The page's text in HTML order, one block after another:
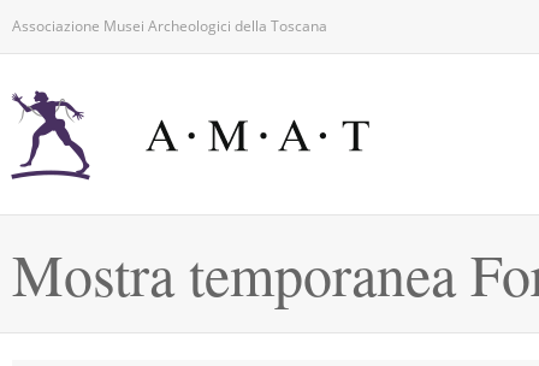
Associazione Musei Archeologici della Toscana
Mostra temporanea